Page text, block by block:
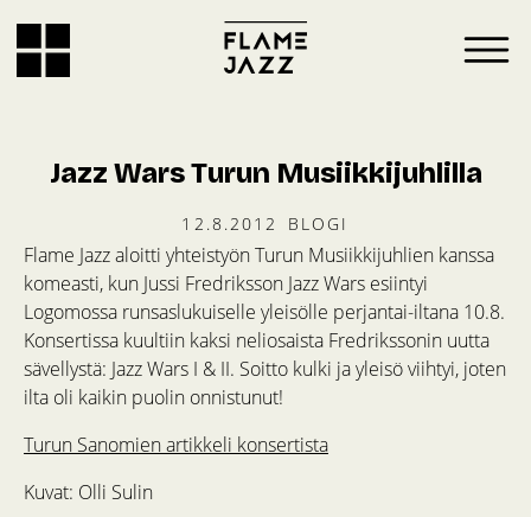
Jazz Wars Turun Musiikkijuhlilla
12.8.2012 BLOGI
Flame Jazz aloitti yhteistyön Turun Musiikkijuhlien kanssa
komeasti, kun Jussi Fredriksson Jazz Wars esiintyi
Logomossa runsaslukuiselle yleisölle perjantai-iltana 10.8.
Konsertissa kuultiin kaksi neliosaista Fredrikssonin uutta
sävellystä: Jazz Wars I & II. Soitto kulki ja yleisö viihtyi, joten
ilta oli kaikin puolin onnistunut!
Turun Sanomien artikkeli konsertista
Kuvat: Olli Sulin